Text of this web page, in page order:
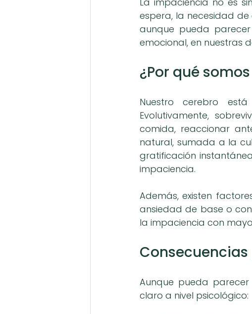
espera, la necesidad
aunque pueda
emocional, en nuestras
¿Por qué
Nuestro cerebro
Evolutivamente,
comida, reaccionar
natural, sumada a la
gratificación
impaciencia.
Además, existen
ansiedad de base o
la impaciencia con
Aunque pueda
claro a nivel psicológico: